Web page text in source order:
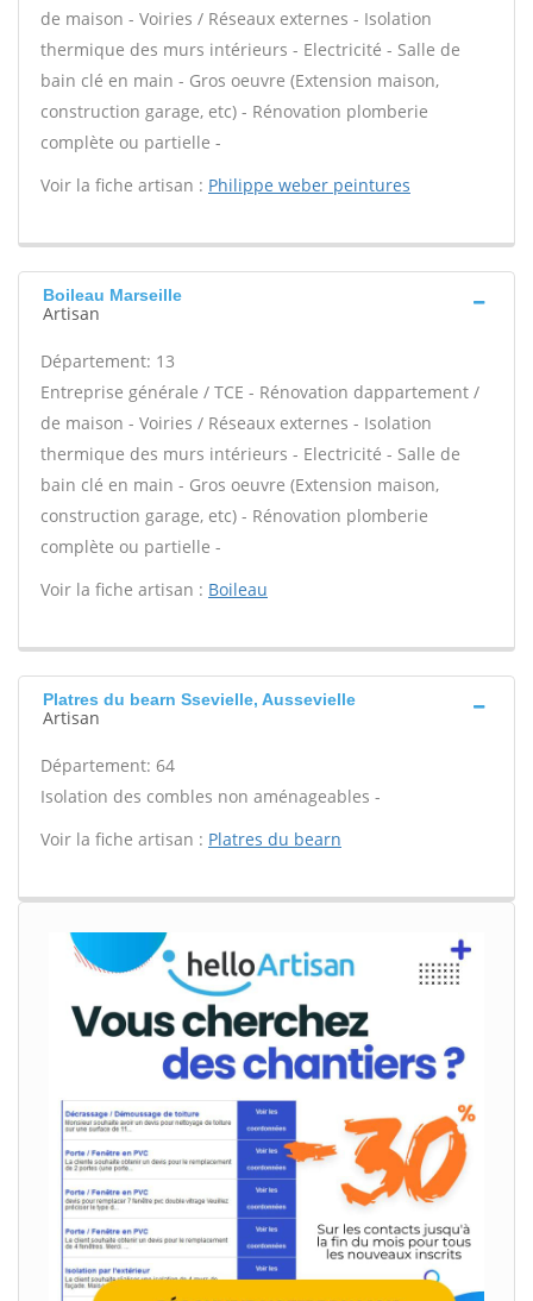
de maison - Voiries / Réseaux externes - Isolation
thermique des murs intérieurs - Electricité - Salle de
bain clé en main - Gros oeuvre (Extension maison,
construction garage, etc) - Rénovation plomberie
complète ou partielle -
Voir la fiche artisan : Philippe weber peintures
Boileau Marseille
Artisan
Département: 13
Entreprise générale / TCE - Rénovation dappartement /
de maison - Voiries / Réseaux externes - Isolation
thermique des murs intérieurs - Electricité - Salle de
bain clé en main - Gros oeuvre (Extension maison,
construction garage, etc) - Rénovation plomberie
complète ou partielle -
Voir la fiche artisan : Boileau
Platres du bearn Ssevielle, Aussevielle
Artisan
Département: 64
Isolation des combles non aménageables -
Voir la fiche artisan : Platres du bearn